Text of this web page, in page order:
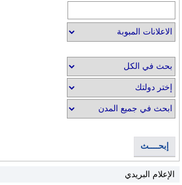
إبحــــث
الإعلام البريدي